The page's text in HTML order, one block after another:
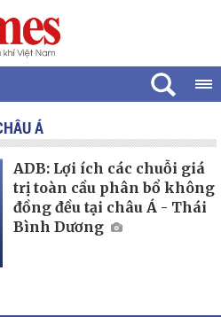
Á
ADB: Lợi ích các chuỗi giá
trị toàn cầu phân bổ không
đồng đều tại châu Á - Thái
Bình Dương